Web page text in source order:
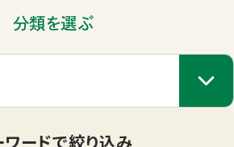
分類を選ぶ
ワードで絞り込み